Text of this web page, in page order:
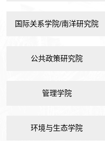
国际关系学院/南洋研究院
公共政策研究院
管理学院
环境与生态学院